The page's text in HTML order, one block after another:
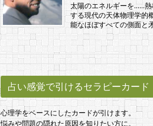
太陽のエネルギーを……熱
する現代の天体物理学的
能なほぼすべての側面と
占い感覚で引けるセラピーカード
心理学をベースにしたカードが引けます。
悩みや問題の隠れた原因を知りたい方に。